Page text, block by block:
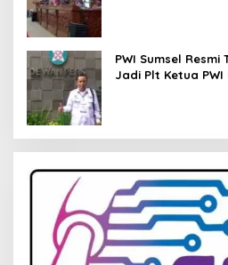
PWI Sumsel
Jadi Plt Ketua PWI